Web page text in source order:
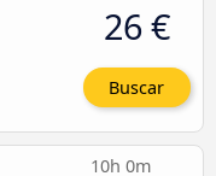
26 €
Buscar
10h 0m